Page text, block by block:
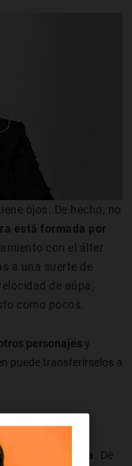
ojos. De hecho, no
está formada por
con el álter
a una suerte de
de aúpa,
como pocos.
personajes y
puede transferírselos a
Hero Academia
. De